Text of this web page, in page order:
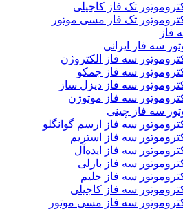
تک فاز کاجیلی
تک فاز مسی موتور
فاز
سه فاز ایرانی
سه فاز الکتروژن
سه فاز جمکو
سه فاز دیزل ساز
سه فاز موتوژن
سه فاز چینی
سه فاز ارسم گوانگلو
سه فاز استریم
سه فاز ایده‌آل
سه فاز بارلی
سه فاز جلیم
سه فاز کاجیلی
سه فاز مسی موتور